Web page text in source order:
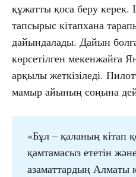
құжатты қоса беру
тапсырыс кітапхана
дайындалады. Дайын
көрсетілген мекенжайға
арқылы жеткізіледі.
мамыр айының соңына
«Бұл – қаланың кітап
қамтамасыз ететін
азаматтардың Алматы